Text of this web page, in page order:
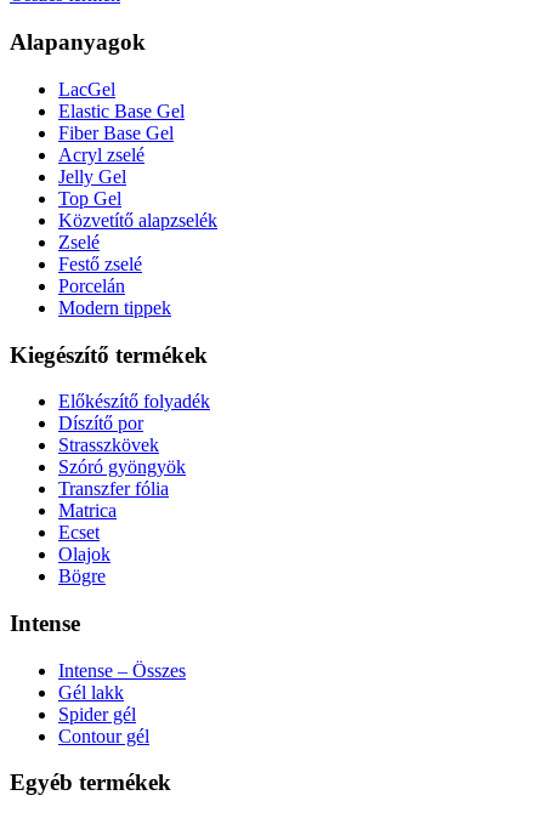
Alapanyagok
LacGel
Elastic Base Gel
Fiber Base Gel
Acryl zselé
Jelly Gel
Top Gel
Közvetítő alapzselék
Zselé
Festő zselé
Porcelán
Modern tippek
Kiegészítő termékek
Előkészítő folyadék
Díszítő por
Strasszkövek
Szóró gyöngyök
Transzfer fólia
Matrica
Ecset
Olajok
Bögre
Intense
Intense – Összes
Gél lakk
Spider gél
Contour gél
Egyéb termékek